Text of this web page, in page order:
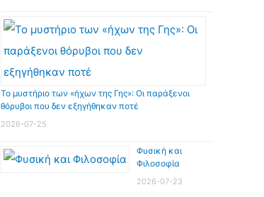
Το μυστήριο των «ήχων της Γης»: Οι παράξενοι
θόρυβοι που δεν εξηγήθηκαν ποτέ
2026-07-25
Φυσική και
Φιλοσοφία
2026-07-23